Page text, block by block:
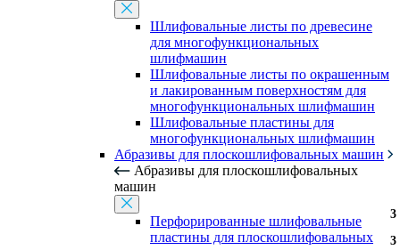
Шлифовальные листы по древесине
для многофункциональных
шлифмашин
Шлифовальные листы по окрашенным
и лакированным поверхностям для
многофункциональных шлифмашин
Шлифовальные пластины для
многофункциональных шлифмашин
Абразивы для плоскошлифовальных машин
Абразивы для плоскошлифовальных
машин
Перфорированные шлифовальные
пластины для плоскошлифовальных
3
3
3
3
3
3
3
3